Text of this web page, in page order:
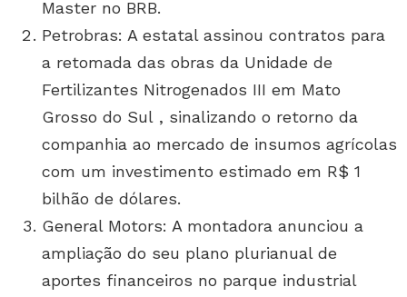
Master no BRB.
Petrobras: A estatal assinou contratos para
a retomada das obras da Unidade de
Fertilizantes Nitrogenados III em Mato
Grosso do Sul , sinalizando o retorno da
companhia ao mercado de insumos agrícolas
com um investimento estimado em R$ 1
bilhão de dólares.
General Motors: A montadora anunciou a
ampliação do seu plano plurianual de
aportes financeiros no parque industrial